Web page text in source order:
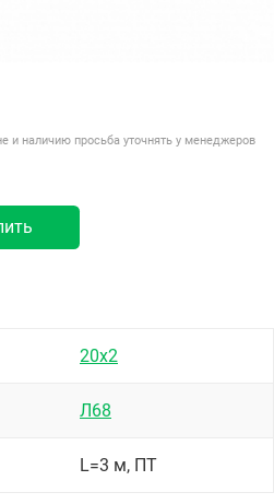
и наличию просьба уточнять у менеджеров
20х2
Л68
L=3 м, ПТ